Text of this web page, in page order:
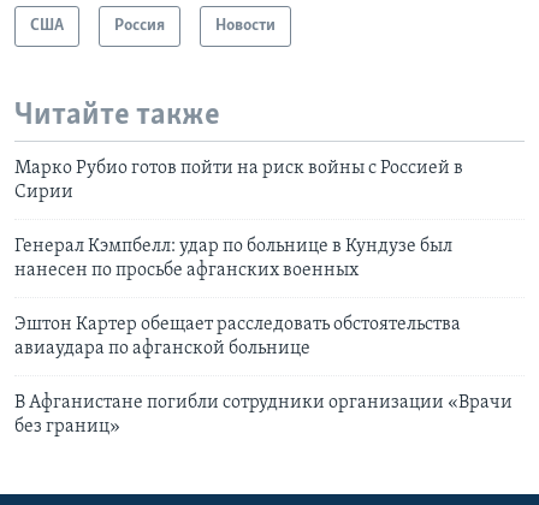
США Россия Новости
Читайте также
Марко Рубио готов пойти на риск войны с Россией в
Сирии
Генерал Кэмпбелл: удар по больнице в Кундузе был
нанесен по просьбе афганских военных
Эштон Картер обещает расследовать обстоятельства
авиаудара по афганской больнице
В Афганистане погибли сотрудники организации «Врачи
без границ»